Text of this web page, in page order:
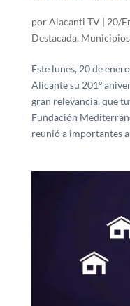
porAlacanti TV| 20/
Destacada, Municipios
Este lunes, 20 de
Alicante su 201º
gran relevancia, que
Fundación
reunió a importantes